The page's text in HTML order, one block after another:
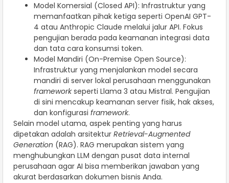
Model Komersial (Closed API): Infrastruktur yang
memanfaatkan pihak ketiga seperti OpenAI GPT-
4 atau Anthropic Claude melalui jalur API. Fokus
pengujian berada pada keamanan integrasi data
dan tata cara konsumsi token.
Model Mandiri (On-Premise Open Source):
Infrastruktur yang menjalankan model secara
mandiri di server lokal perusahaan menggunakan
frameworkseperti Llama 3 atau Mistral. Pengujian
di sini mencakup keamanan server fisik, hak akses,
dan konfigurasi framework.
Selain model utama, aspek penting yang harus
dipetakan adalah arsitektur Retrieval-Augmented
Generation (RAG). RAG merupakan sistem yang
menghubungkan LLM dengan pusat data internal
perusahaan agar AI bisa memberikan jawaban yang
akurat berdasarkan dokumen bisnis Anda.